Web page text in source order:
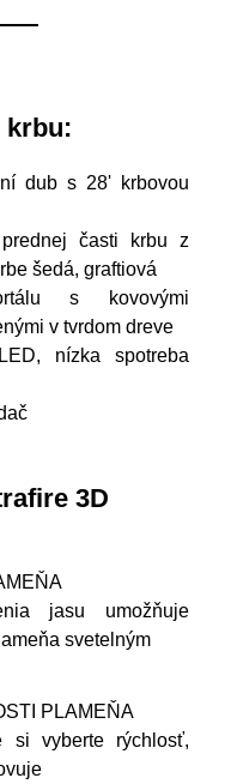
krbu:
dub s 28' krbovou
časti krbu z
šedá, graftiová
s kovovými
v tvrdom dreve
nízka spotreba
3D
jasu umožňuje
svetelným
PLAMEŇA
si vyberte rýchlosť,